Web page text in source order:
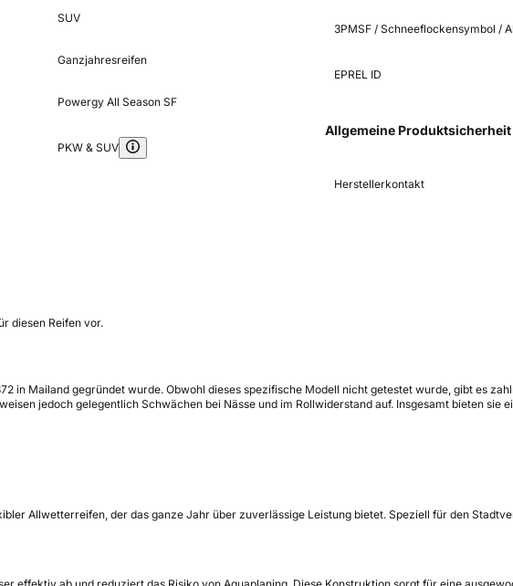
SUV
Ganzjahresreifen
Powergy All Season SF
PKW & SUV
3PMSF / Schneeflockensymbol /
EPREL ID
Allgemeine Produktsicherheit
Herstellerkontakt
diesen Reifen vor.
in Mailand gegründet wurde. Obwohl dieses spezifische Modell nicht getestet wurde, gibt es
jedoch gelegentlich Schwächen bei Nässe und im Rollwiderstand auf. Insgesamt bieten
Allwetterreifen, der das ganze Jahr über zuverlässige Leistung bietet. Speziell für den